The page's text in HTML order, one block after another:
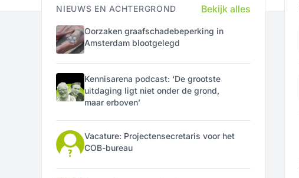
NIEUWS EN ACHTERGROND Bekijk alles
Oorzaken graafschadebeperking in
Amsterdam blootgelegd
Kennisarena podcast: ‘De grootste
uitdaging ligt niet onder de grond,
maar erboven’
Vacature: Projectensecretaris voor het
COB-bureau